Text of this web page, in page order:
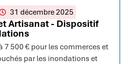
31 décembre 2025
Artisanat - Dispositif
7 500 € pour les commerces et
par les inondations et